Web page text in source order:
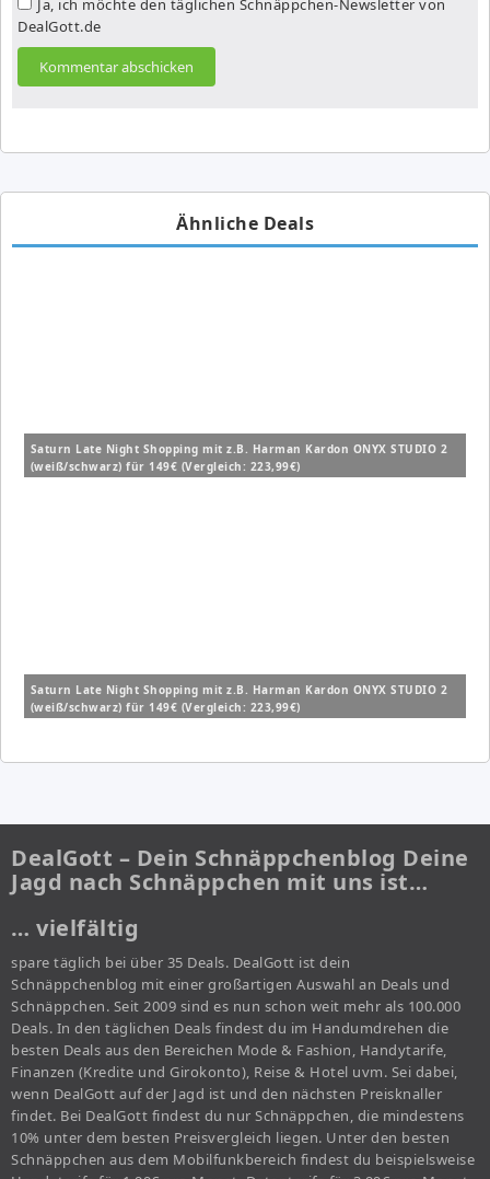
Ja, ich möchte den täglichen Schnäppchen-Newsletter von
DealGott.de
Ähnliche Deals
Saturn Late Night Shopping mit z.B. Harman Kardon ONYX STUDIO 2
(weiß/schwarz) für 149€ (Vergleich: 223,99€)
Saturn Late Night Shopping mit z.B. Harman Kardon ONYX STUDIO 2
(weiß/schwarz) für 149€ (Vergleich: 223,99€)
DealGott – Dein Schnäppchenblog Deine
Jagd nach Schnäppchen mit uns ist…
… vielfältig
spare täglich bei über 35 Deals. DealGott ist dein
Schnäppchenblog mit einer großartigen Auswahl an Deals und
Schnäppchen. Seit 2009 sind es nun schon weit mehr als 100.000
Deals. In den täglichen Deals findest du im Handumdrehen die
besten Deals aus den Bereichen Mode & Fashion, Handytarife,
Finanzen (Kredite und Girokonto), Reise & Hotel uvm. Sei dabei,
wenn DealGott auf der Jagd ist und den nächsten Preisknaller
findet. Bei DealGott findest du nur Schnäppchen, die mindestens
10% unter dem besten Preisvergleich liegen. Unter den besten
Schnäppchen aus dem Mobilfunkbereich findest du beispielsweise